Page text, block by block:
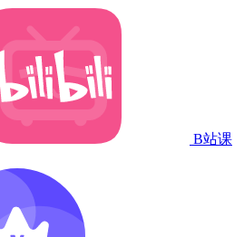
B站课